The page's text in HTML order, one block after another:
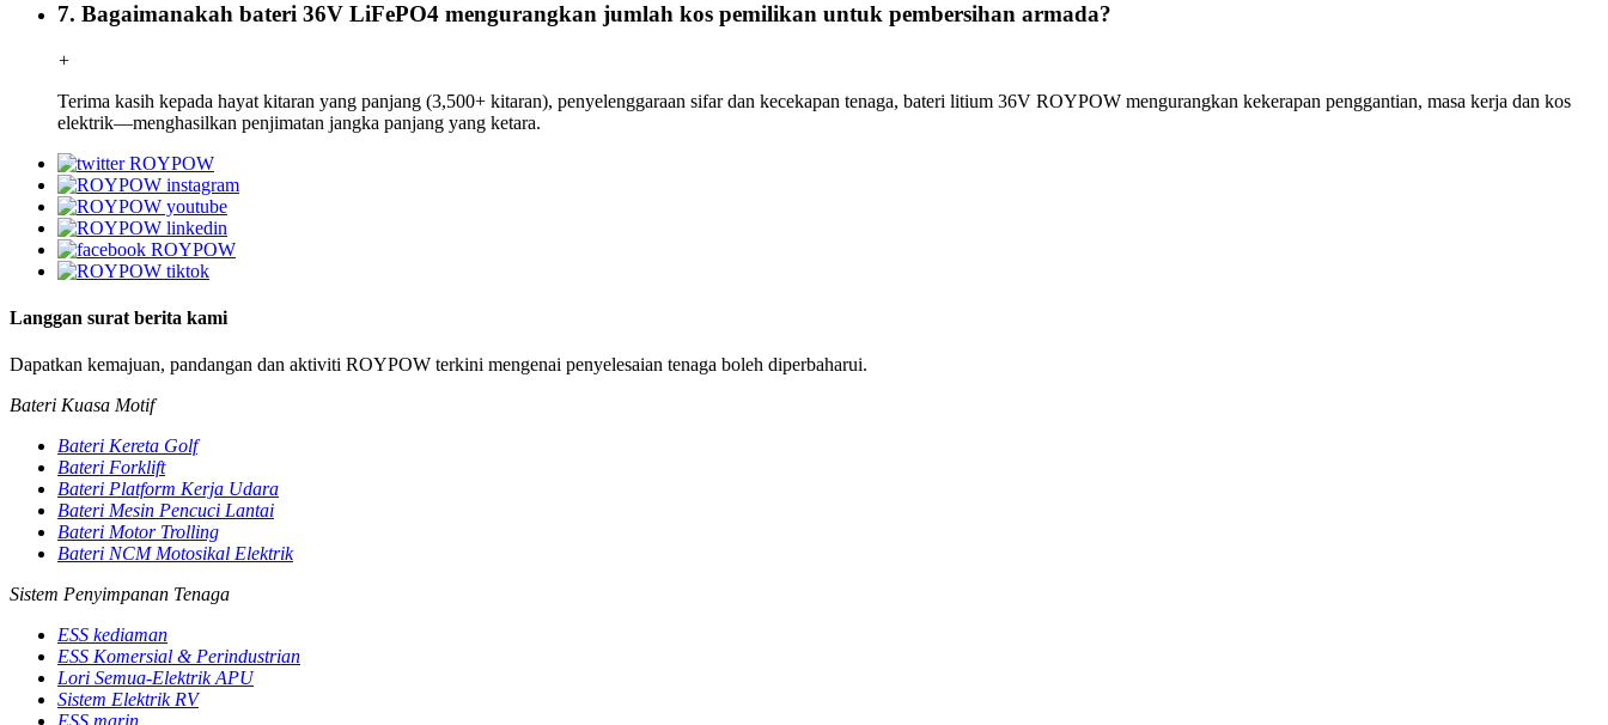
7. Bagaimanakah bateri 36V LiFePO4 mengurangkan jumlah kos pemilikan untuk pembersihan armada?
+
Terima kasih kepada hayat kitaran yang panjang (3,500+ kitaran), penyelenggaraan sifar dan kecekapan tenaga, bateri litium 36V ROYPOW mengurangkan kekerapan penggantian, masa kerja dan kos
elektrik—menghasilkan penjimatan jangka panjang yang ketara.
Langgan surat berita kami
Dapatkan kemajuan, pandangan dan aktiviti ROYPOW terkini mengenai penyelesaian tenaga boleh diperbaharui.
Bateri Kuasa Motif
Bateri Kereta Golf
Bateri Forklift
Bateri Platform Kerja Udara
Bateri Mesin Pencuci Lantai
Bateri Motor Trolling
Bateri NCM Motosikal Elektrik
Sistem Penyimpanan Tenaga
ESS kediaman
ESS Komersial & Perindustrian
Lori Semua-Elektrik APU
Sistem Elektrik RV